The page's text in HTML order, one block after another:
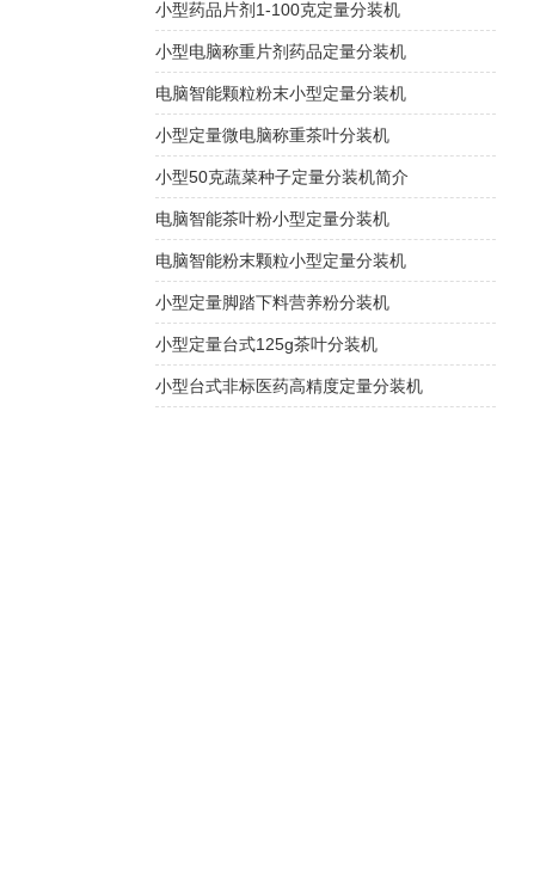
小型药品片剂1-100克定量分装机
小型电脑称重片剂药品定量分装机
电脑智能颗粒粉末小型定量分装机
小型定量微电脑称重茶叶分装机
小型50克蔬菜种子定量分装机简介
电脑智能茶叶粉小型定量分装机
电脑智能粉末颗粒小型定量分装机
小型定量脚踏下料营养粉分装机
小型定量台式125g茶叶分装机
小型台式非标医药高精度定量分装机